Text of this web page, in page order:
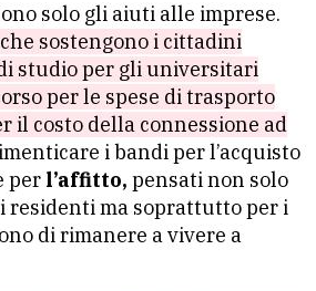
solo gli aiuti alle imprese.
sostengono i cittadini
studio per gli universitari
per le spese di trasporto
il costo della connessione ad
i bandi per l’acquisto
per l’affitto, pensati non solo
residenti ma soprattutto per i
di rimanere a vivere a